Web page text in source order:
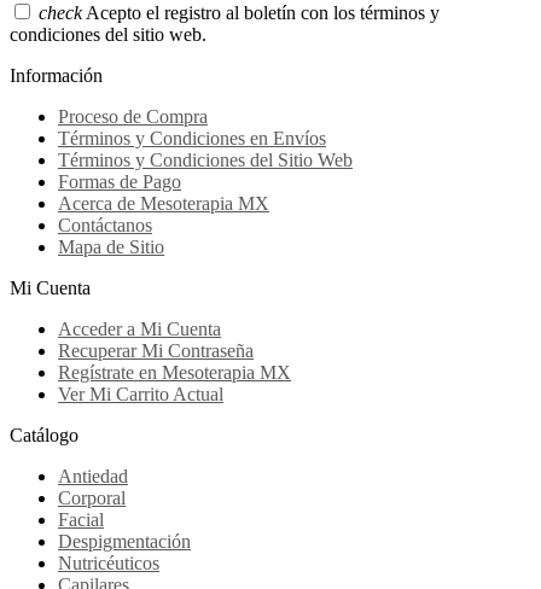
check Acepto el registro al boletín con los términos y
condiciones del sitio web.
Información
Proceso de Compra
Términos y Condiciones en Envíos
Términos y Condiciones del Sitio Web
Formas de Pago
Acerca de Mesoterapia MX
Contáctanos
Mapa de Sitio
Mi Cuenta
Acceder a Mi Cuenta
Recuperar Mi Contraseña
Regístrate en Mesoterapia MX
Ver Mi Carrito Actual
Catálogo
Antiedad
Corporal
Facial
Despigmentación
Nutricéuticos
Capilares